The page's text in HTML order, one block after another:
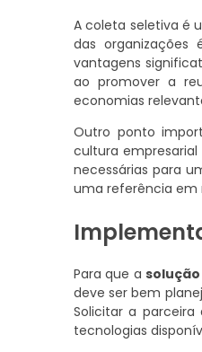
A coleta seletiva é
das
vantagens
ao promover a
economias
Outro ponto
cultura
necessárias para
uma referência em
Para que a
deve ser bem
Solicitar a
tecnologias